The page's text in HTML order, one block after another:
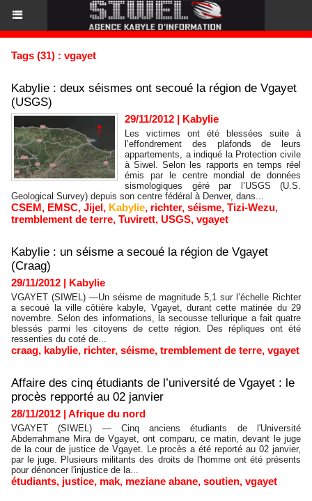
Tags (31) : vgayet
Kabylie : deux séismes ont secoué la région de Vgayet
(USGS)
29/11/2012 | Kabylie
Les victimes ont été blessées suite à
l’effondrement des plafonds de leurs
appartements, a indiqué la Protection civile
à Siwel. Selon les rapports en temps réel
émis par le centre mondial de données
sismologiques géré par l’USGS (U.S.
Geological Survey) depuis son centre fédéral à Denver, dans...
CSEM, EMSC, Jijel, Kabylie, richter, séisme, Tizi-Wezu,
tremblement de terre, Tuvirett, USGS, vgayet
Kabylie : un séisme a secoué la région de Vgayet
(Craag)
29/11/2012 | Kabylie
VGAYET (SIWEL) —Un séisme de magnitude 5,1 sur l’échelle Richter
a secoué la ville côtière kabyle, Vgayet, durant cette matinée du 29
novembre. Selon des informations, la secousse tellurique a fait quatre
blessés parmi les citoyens de cette région. Des répliques ont été
ressenties du coté de...
craag, kabylie, richter, séisme, tremblement de terre, vgayet
Affaire des cinq étudiants de l’université de Vgayet : le
procès repporté au 02 janvier
28/11/2012 | Afrique du nord
VGAYET (SIWEL) — Cinq anciens étudiants de l'Université
Abderrahmane Mira de Vgayet, ont comparu, ce matin, devant le juge
de la cour de justice de Vgayet. Le procès a été reporté au 02 janvier,
par le juge. Plusieurs militants des droits de l'homme ont été présents
pour dénoncer l'injustice de la...
étudiants, justice, mak, meziane abane, soutien, vgayet